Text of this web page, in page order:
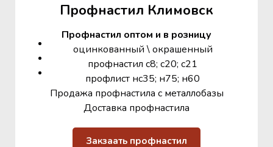
Профнастил Климовск
Профнастил оптом и в розницу
оцинкованный \ окрашенный
профнастил с8; с20; с21
профлист нс35; н75; н60
Продажа профнастила с металлобазы
Доставка профнастила
Закзаать профнастил